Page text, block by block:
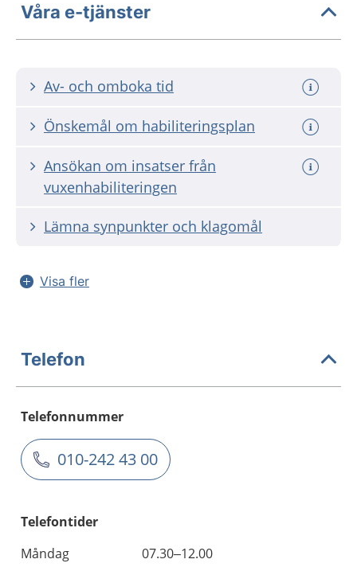
Våra e-tjänster
Av- och omboka tid
Önskemål om habiliteringsplan
Ansökan om insatser från
vuxenhabiliteringen
Lämna synpunkter och klagomål
Visa fler
Telefon
Telefonnummer
010-242 43 00
Telefontider
Måndag
07.30–12.00